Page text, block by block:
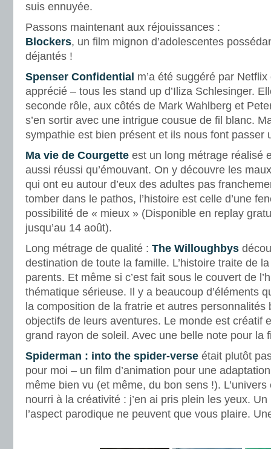
suis ennuyée.
Passons maintenant aux réjouissances :
Blockers, un film mignon d’adolescentes
déjantés !
Spenser Confidential m’a été suggéré par Netflix
apprécié – tous les stand up d’Iliza Schlesinger.
seconde rôle, aux côtés de Mark Wahlberg et
s’en sortir avec une intrigue cousue de fil blanc.
sympathie est bien présent et ils nous font passer
Ma vie de Courgette est un long métrage réalisé
aussi réussi qu’émouvant. On y découvre les
qui ont eu autour d’eux des adultes pas
tomber dans le pathos, l’histoire est celle d’une
possibilité de « mieux » (Disponible en replay
jusqu’au 14 août).
Long métrage de qualité : The Willoughbys
destination de toute la famille. L’histoire traite de
parents. Et même si c’est fait sous le couvert de
thématique sérieuse. Il y a beaucoup d’éléments
la composition de la fratrie et autres personnalités
objectifs de leurs aventures. Le monde est créatif
grand rayon de soleil. Avec une belle note pour la
Spiderman : into the spider-verse était plutôt
pour moi – un film d’animation pour une
même bien vu (et même, du bon sens !).
nourri à la créativité : j’en ai pris plein les yeux. Un
l’aspect parodique ne peuvent que vous plaire.